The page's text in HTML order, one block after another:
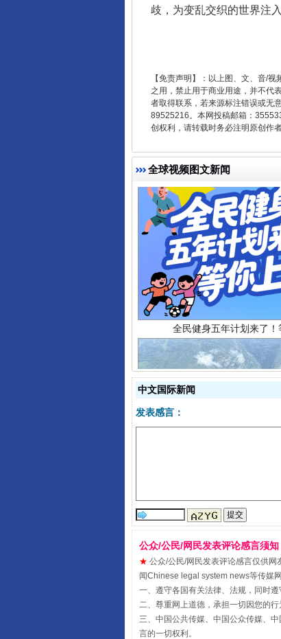
歧，为变乱交织的世界注
【免责声明】：以上图、文、音/
之用，禁止用于商业用途，并不代
者取得联系，若来源标注错误或无
89525216。本网投稿邮箱：
创权利，请转载时务必注明原创作
全球视频图文新闻
受贿1.44亿！段成刚被
全民健身五年计划来了！
国家大学科技园优化重
中文国际新闻
发表感言：
公众/公民/网民发表评论感言须知
★ 公众/公民/网民发表评论感言仅供
闻Chinese legal system news等传媒
一、遵守各国有关法律、法规，同时遵
二、尊重网上道德，承担一切因您的行
三、中国公共传媒、中国公众传媒、
言的一切权利。